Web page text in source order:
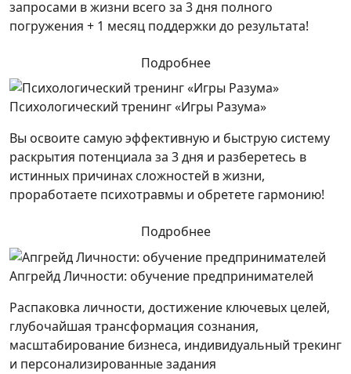
запросами в жизни всего за 3 дня полного
погружения + 1 месяц поддержки до результата!
Подробнее
Психологический тренинг «Игры Разума»
Вы освоите самую эффективную и быструю систему
раскрытия потенциала за 3 дня и разберетесь в
истинных причинах сложностей в жизни,
проработаете психотравмы и обретете гармонию!
Подробнее
Апгрейд Личности: обучение предпринимателей
Распаковка личности, достижение ключевых целей,
глубочайшая трансформация сознания,
масштабирование бизнеса, индивидуальный трекинг
и персонализированные задания